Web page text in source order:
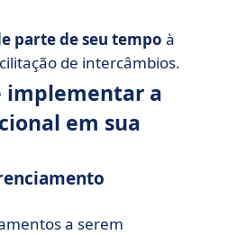
parte de seu tempo à
de intercâmbios.
implementar a
em sua
a serem